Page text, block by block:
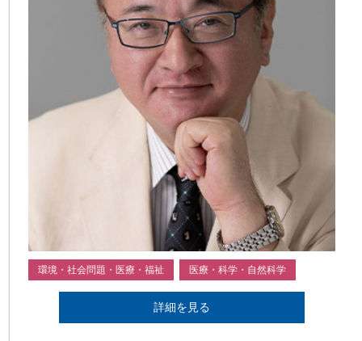
環境・社会問題・医療・福祉 医療・科学・自然科学
詳細を見る